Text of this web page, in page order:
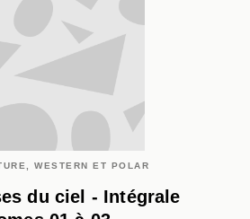
WESTERN ET POLAR
du ciel - Intégrale